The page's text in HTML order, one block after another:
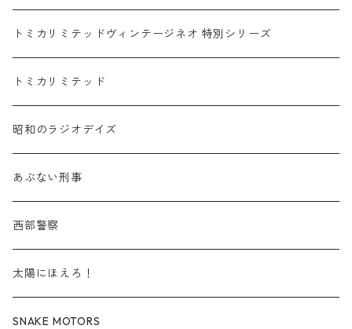
スバル / SUBARU
スズキ / SUZUKI
三菱 / MITSUBISHI
シボレー / Chevrolet
ビー・エム・ダブリュー / BMW
レクサス / LEXUS
アウディ / Audi
赤箱 - 絶版（廃盤）トミカ No.10-19
赤箱 - 絶版（廃盤）トミカ No.60-69
赤箱 - 絶版（廃盤）トミカ No.70-79
赤箱 - 車種別
乗用車
商用車・公用車
TLV - No. LV-10-19
TLV - No. LV-60-69
TLV - No. LV-70-79
乗用車
商用車・公用車
TLVN - NEW LINEUP
TLVN - No. LV-00-219
TLVN - No. LV-00-09
TLVN - No. LV-10-19
TLVN - 車種別
乗用車
商用車・公用車
トミカリミテッドヴィンテージネオ 特別シリーズ
トミカリミテッド
昭和のラジオデイズ
あぶない刑事
西部警察
太陽にほえろ！
SNAKE MOTORS